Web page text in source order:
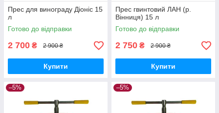
Прес для винограду Діоніс 15
л
Готово до відправки
2 700 ₴ 2 900 ₴
Купити
Прес гвинтовий ЛАН (р.
Вінниця) 15 л
Готово до відправки
2 750 ₴ 2 900 ₴
Купити
–5% –5%